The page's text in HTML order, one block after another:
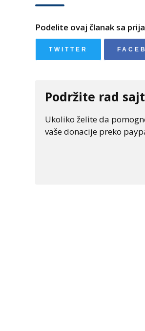
Podelite ovaj članak sa
TWITTER
Podržite rad
Ukoliko želite da
vaše donacije preko